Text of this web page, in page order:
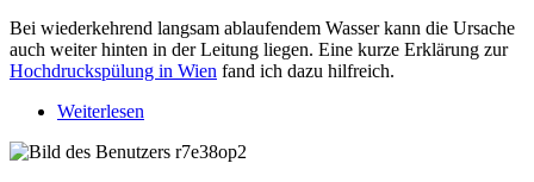
Bei wiederkehrend langsam ablaufendem Wasser kann die Ursache
auch weiter hinten in der Leitung liegen. Eine kurze Erklärung zur
Hochdruckspülung in Wien fand ich dazu hilfreich.
Weiterlesen